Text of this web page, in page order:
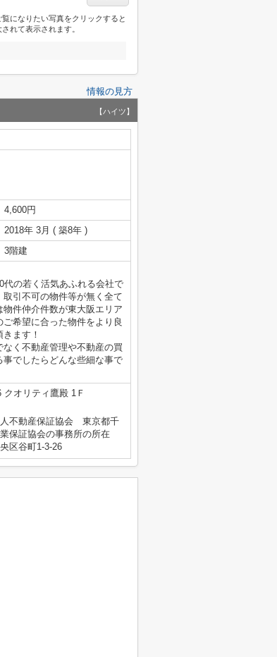
になりたい写真をクリックすると
れて表示されます。
情報の見方
【ハイツ】
4,600円
2018年 3月 ( 築8年 )
3階建
代の若く活気あふれる会社で
引不可の物件等が無く全て
件仲介件数が東大阪エリア
希望に合った物件をより良
ます！
く不動産管理や不動産の買
でしたらどんな些細な事で
クオリティ鷹殿 1Ｆ
不動産保証協会 東京都千
保証協会の事務所の所在
区谷町1-3-26